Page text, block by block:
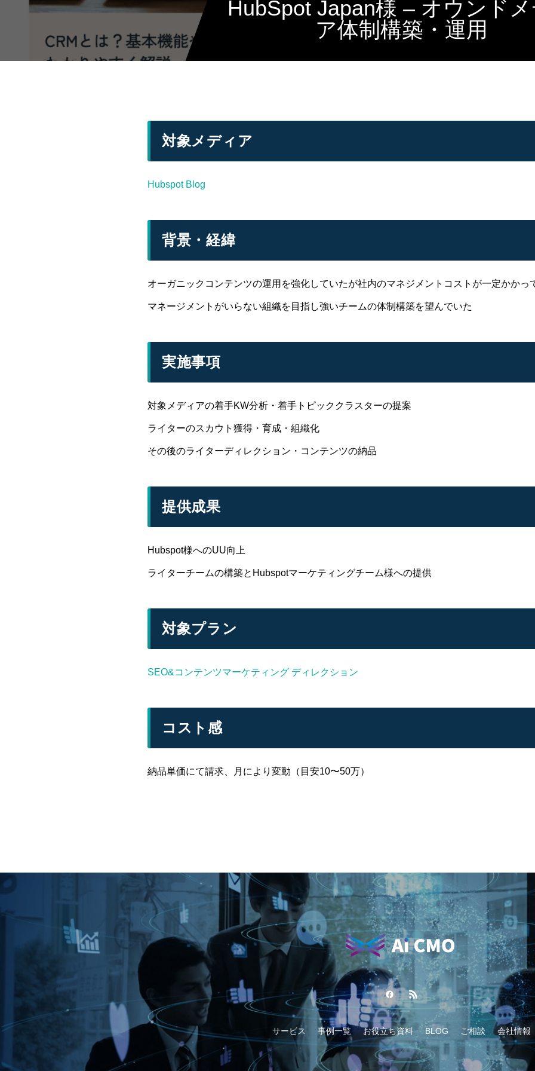
HubSpot Japan様 – オウンド
ア体制構築・運用
対象メディア
Hubspot Blog
背景・経緯
オーガニックコンテンツの運用を強化していたが社内のマネジメントコストが一定かかっ
マネージメントがいらない組織を目指し強いチームの体制構築を望んでいた
実施事項
対象メディアの着手KW分析・着手トピッククラスターの提案
ライターのスカウト獲得・育成・組織化
その後のライターディレクション・コンテンツの納品
提供成果
Hubspot様へのUU向上
ライターチームの構築とHubspotマーケティングチーム様への提供
対象プラン
SEO&コンテンツマーケティング ディレクション
コスト感
納品単価にて請求、月により変動（目安10〜50万）
サービス 事例一覧 お役立ち資料 BLOG ご相談 会社情報